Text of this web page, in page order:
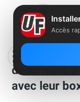
15
désormais
avec leur
Accès